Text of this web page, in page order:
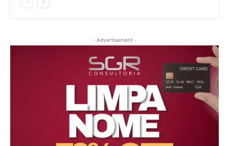
- Advertisement -